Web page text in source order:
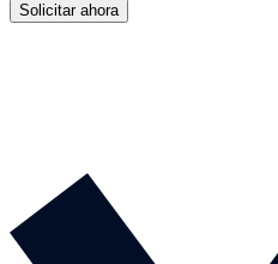
Solicitar ahora